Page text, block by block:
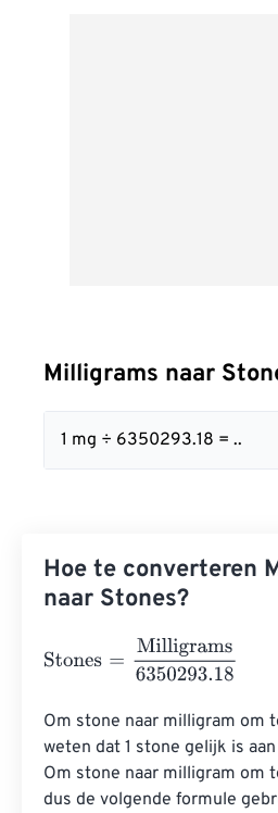
Milligrams naar
1 mg ÷ 6350293.18 = ..
Hoe te converteren
naar Stones?
Stones Milligrams6350293.18
Om stone naar milligram om
weten dat 1 stone gelijk is
Om stone naar milligram om
dus de volgende formule